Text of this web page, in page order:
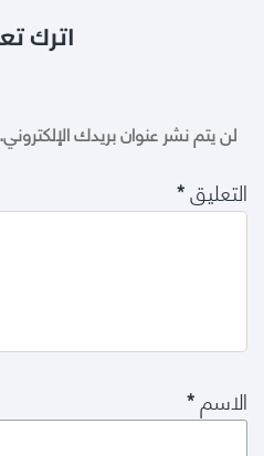
اترك
لن يتم نشر عنوان بريدك الإلكتروني.
التعليق*
الاسم*